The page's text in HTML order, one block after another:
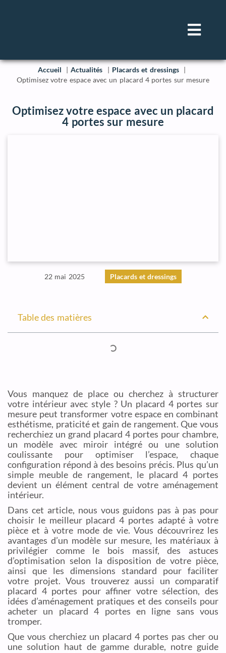
Accueil Actualités
Placards et dressings
Optimisez votre espace avec un placard 4 portes sur mesure
Optimisez votre espace avec un placard
4 portes sur mesure
22 mai 2025 Placards et dressings
Table des matières
Vous manquez de place ou cherchez à structurer
votre intérieur avec style ? Un placard 4 portes sur
mesure peut transformer votre espace en combinant
esthétisme, praticité et gain de rangement. Que vous
recherchiez un grand placard 4 portes pour chambre,
un modèle avec miroir intégré ou une solution
coulissante pour optimiser l’espace, chaque
configuration répond à des besoins précis. Plus qu’un
simple meuble de rangement, le placard 4 portes
devient un élément central de votre aménagement
intérieur.
Dans cet article, nous vous guidons pas à pas pour
choisir le meilleur placard 4 portes adapté à votre
pièce et à votre mode de vie. Vous découvrirez les
avantages d’un modèle sur mesure, les matériaux à
privilégier comme le bois massif, des astuces
d’optimisation selon la disposition de votre pièce,
ainsi que les dimensions standard pour faciliter
votre projet. Vous trouverez aussi un comparatif
placard 4 portes pour affiner votre sélection, des
idées d’aménagement pratiques et des conseils pour
acheter un placard 4 portes en ligne sans vous
tromper.
Que vous cherchiez un placard 4 portes pas cher ou
une solution haut de gamme durable, notre guide